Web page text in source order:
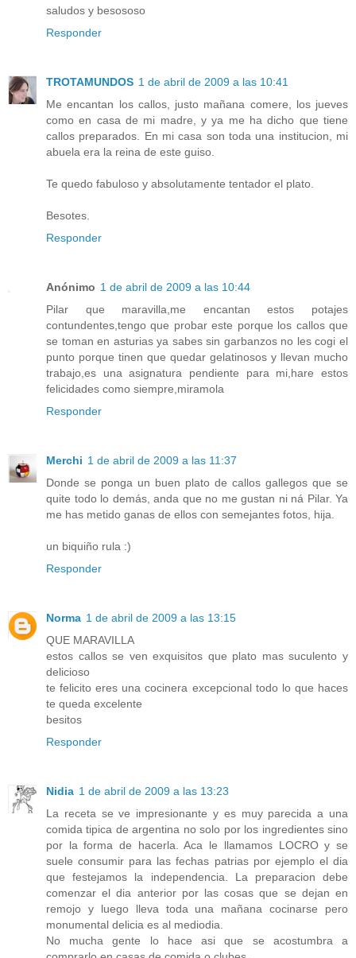
saludos y besososo
Responder
TROTAMUNDOS 1 de abril de 2009 a las 10:41
Me encantan los callos, justo mañana comere, los jueves
como en casa de mi madre, y ya me ha dicho que tiene
callos preparados. En mi casa son toda una institucion, mi
abuela era la reina de este guiso.
Te quedo fabuloso y absolutamente tentador el plato.
Besotes.
Responder
Anónimo 1 de abril de 2009 a las 10:44
Pilar que maravilla,me encantan estos potajes
contundentes,tengo que probar este porque los callos que
se toman en asturias ya sabes sin garbanzos no les cogi el
punto porque tinen que quedar gelatinosos y llevan mucho
trabajo,es una asignatura pendiente para mi,hare estos
felicidades como siempre,miramola
Responder
Merchi 1 de abril de 2009 a las 11:37
Donde se ponga un buen plato de callos gallegos que se
quite todo lo demás, anda que no me gustan ni ná Pilar. Ya
me has metido ganas de ellos con semejantes fotos, hija.
un biquiño rula :)
Responder
Norma 1 de abril de 2009 a las 13:15
QUE MARAVILLA
estos callos se ven exquisitos que plato mas suculento y
delicioso
te felicito eres una cocinera excepcional todo lo que haces
te queda excelente
besitos
Responder
Nidia 1 de abril de 2009 a las 13:23
La receta se ve impresionante y es muy parecida a una
comida tipica de argentina no solo por los ingredientes sino
por la forma de hacerla. Aca le llamamos LOCRO y se
suele consumir para las fechas patrias por ejemplo el dia
que festejamos la independencia. La preparacion debe
comenzar el dia anterior por las cosas que se dejan en
remojo y luego lleva toda una mañana cocinarse pero
monumental delicia es al mediodia.
No mucha gente lo hace asi que se acostumbra a